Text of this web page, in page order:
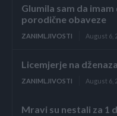
Glumila sam da
porodične obaveze
ZANIMLJIVOSTI August 6,
Licemjerje na
ZANIMLJIVOSTI August 6,
Mravi su nestali za 1